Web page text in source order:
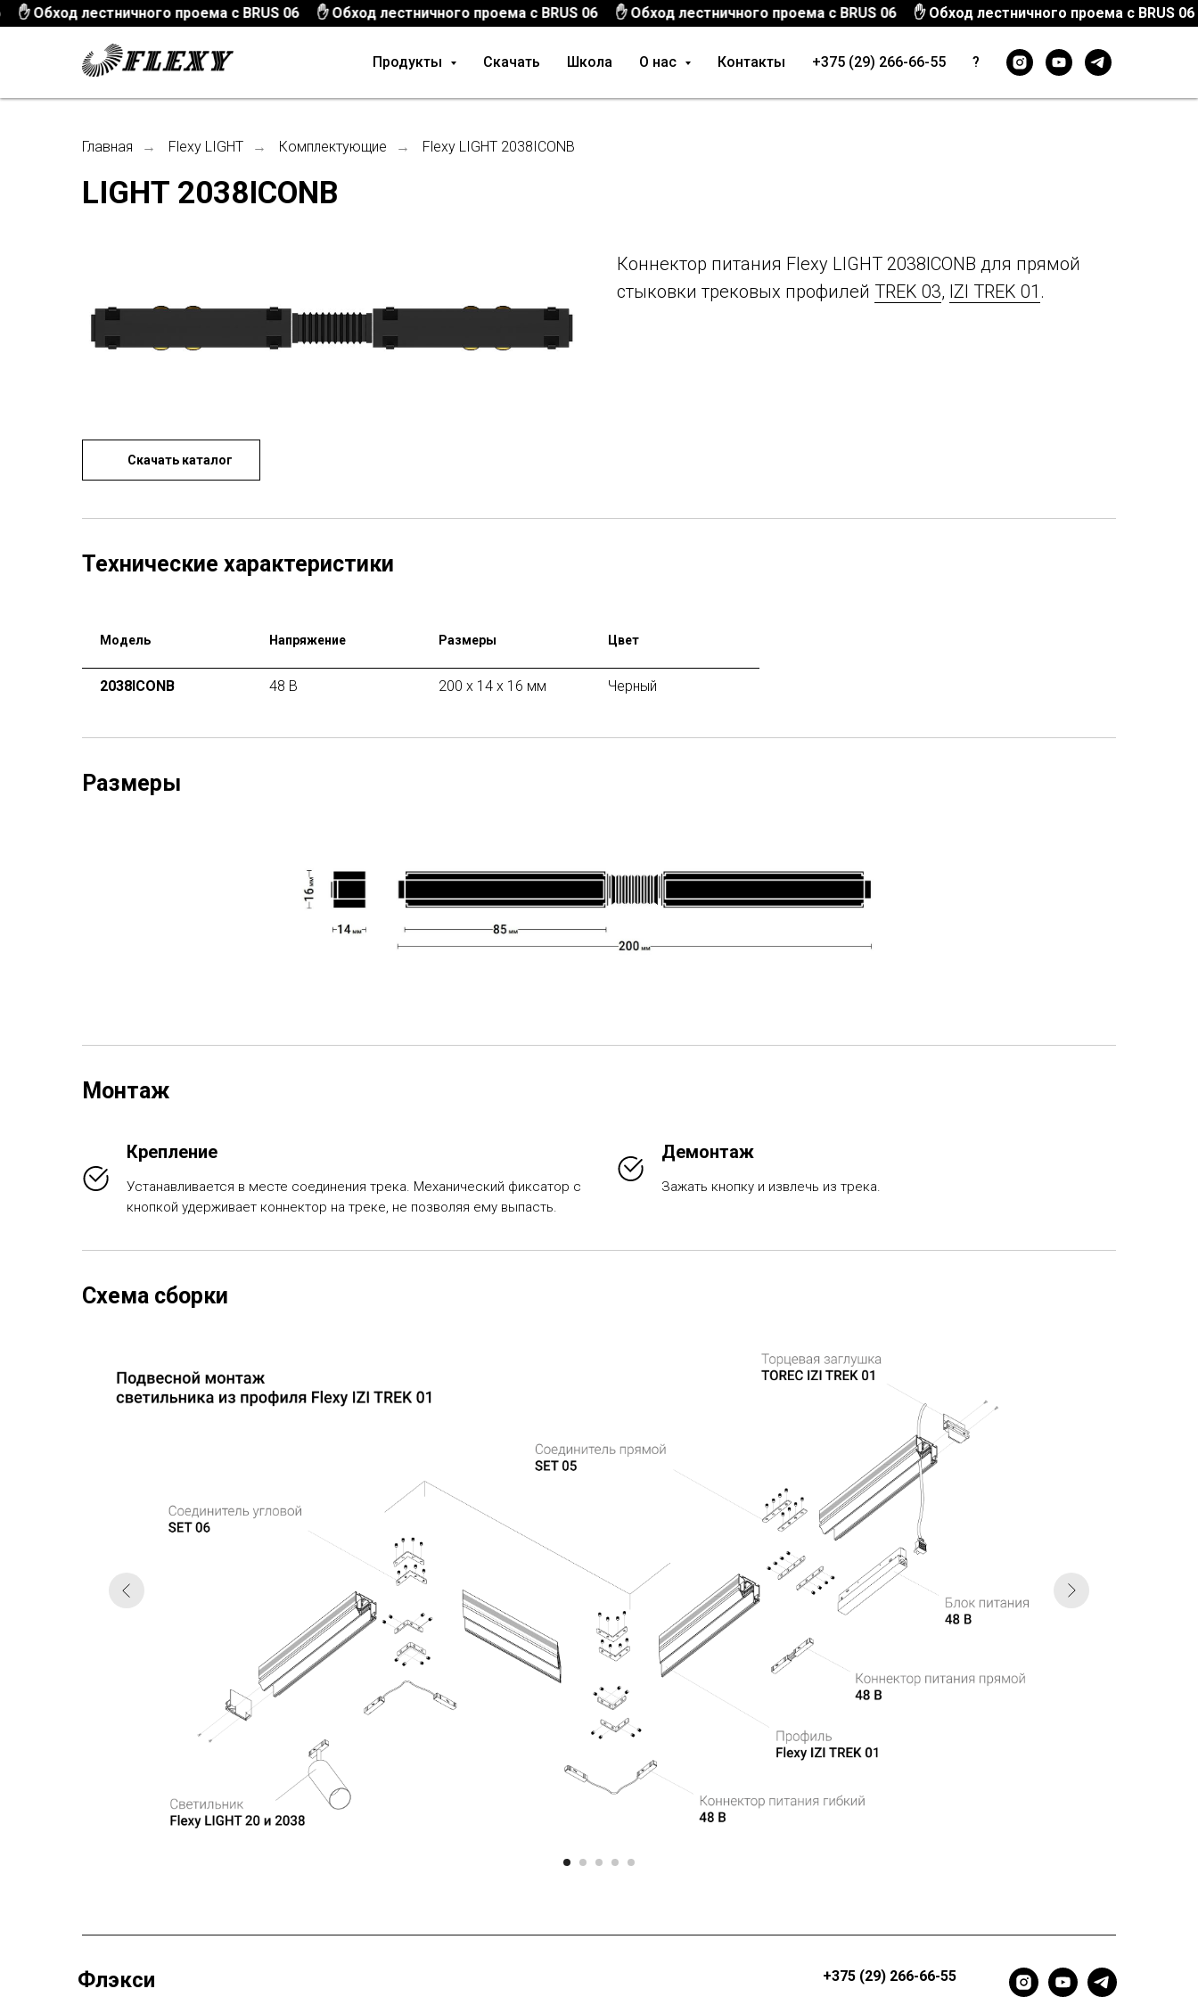
Обход лестничного проема с BRUS 06 ✋ Обход лестничного проема с BRUS 06 ✋ Обход лестничного проема с BRUS 06 ✋ Обход лестничного проема с BRUS 06
Продукты Скачать Школа О нас Контакты +375 (29) 266-66-55 ?
Главная → Flexy LIGHT → Комплектующие → Flexy LIGHT 2038ICONB
LIGHT 2038ICONB
Коннектор питания Flexy LIGHT 2038ICONB для прямой
стыковки трековых профилей TREK 03, IZI TREK 01 .
Скачать каталог
Технические характеристики
Модель Напряжение Размеры Цвет
2038ICONB 48 В 200 х 14 x 16 мм Черный
Размеры
Монтаж
Крепление
Устанавливается в месте соединения трека. Механический фиксатор с
кнопкой удерживает коннектор на треке, не позволяя ему выпасть.
Демонтаж
Заж ать кнопку и извлечь из трека.
Схема сборки
Флэкси +375 (29) 266-66-55